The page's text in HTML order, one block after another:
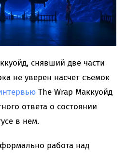
снявший две части
не уверен насчет съемок
The Wrap Маккуойд
ответа о состоянии
в нем.
работа над